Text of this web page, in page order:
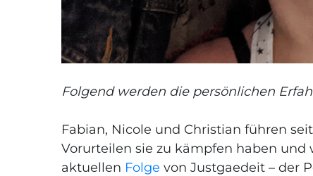
Folgend werden die persönlichen
Fabian, Nicole und Christian führen
Vorurteilen sie zu kämpfen haben und
aktuellen Folge von Justgaedeit – der